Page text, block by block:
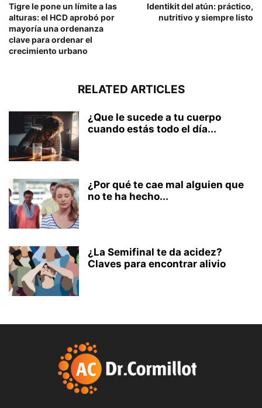
Tigre le pone un límite a las
alturas: el HCD aprobó por
mayoría una ordenanza
clave para ordenar el
crecimiento urbano
Identikit del atún: práctico,
nutritivo y siempre listo
RELATED ARTICLES
¿Que le sucede a tu cuerpo
cuando estás todo el día...
¿Por qué te cae mal alguien que
no te ha hecho...
¿La Semifinal te da acidez?
Claves para encontrar alivio